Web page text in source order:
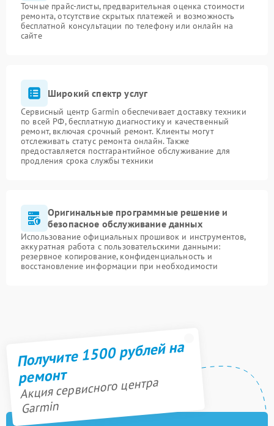
Точные прайс-листы, предварительная оценка стоимости
ремонта, отсутствие скрытых платежей и возможность
бесплатной консультации по телефону или онлайн на
сайте
Широкий спектр услуг
Сервисный центр Garmin обеспечивает доставку техники
по всей РФ, бесплатную диагностику и качественный
ремонт, включая срочный ремонт. Клиенты могут
отслеживать статус ремонта онлайн. Также
предоставляется постгарантийное обслуживание для
продления срока службы техники
Оригинальные программные решение и
безопасное обслуживание данных
Использование официальных прошивок и инструментов,
аккуратная работа с пользовательскими данными:
резервное копирование, конфиденциальность и
восстановление информации при необходимости
Получите 1500 рублей на
ремонт
Акция сервисного центра
Garmin